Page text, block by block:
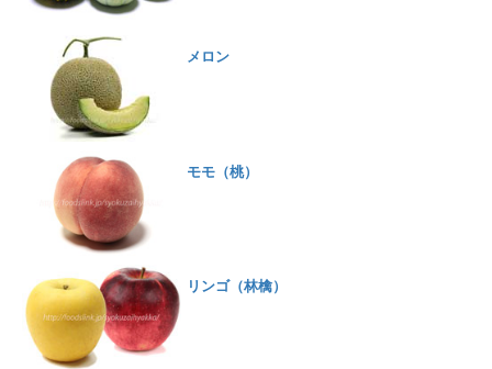
メロン
モモ（桃）
リンゴ（林檎）